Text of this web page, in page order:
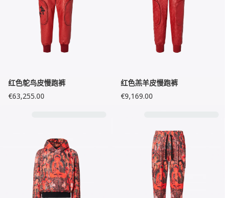
红色鸵鸟皮慢跑裤
€63,255.00
红色羔羊皮慢跑裤
€9,169.00